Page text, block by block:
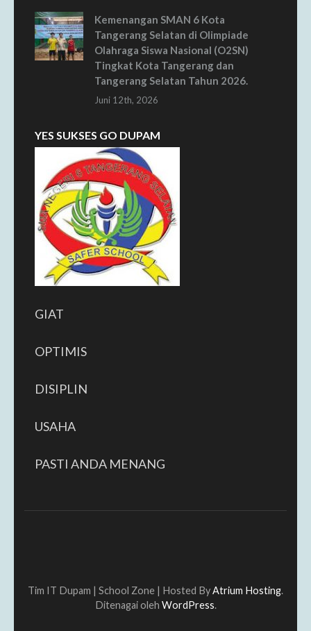
Kemenangan SMAN 6 Kota
Tangerang Selatan di Olimpiade
Olahraga Siswa Nasional (O2SN)
Tingkat Kota Tangerang dan
Tangerang Selatan Tahun 2026.
Juni 12th, 2026
YES SUKSES GO DUPAM
GIAT
OPTIMIS
DISIPLIN
USAHA
PASTI ANDA MENANG
Tim IT Dupam | School Zone | Hosted ByAtrium Hosting.
Ditenagai oleh WordPress.